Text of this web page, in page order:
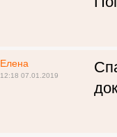
Елена
12:18 07.01.2019